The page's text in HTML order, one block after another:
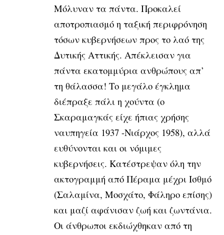
Μόλυναν τα πάντα. Προκαλεί
αποτροπιασμό η ταξική περιφρόνηση
τόσων κυβερνήσεων προς το λαό της
Δυτικής Αττικής. Απέκλεισαν για
πάντα εκατομμύρια ανθρώπους απ’
τη θάλασσα! Το μεγάλο έγκλημα
διέπραξε πάλι η χούντα (ο
Σκαραμαγκάς είχε ήπιας χρήσης
ναυπηγεία 1937 -Νιάρχος 1958), αλλά
ευθύνονται και οι νόμιμες
κυβερνήσεις. Κατέστρεψαν όλη την
ακτογραμμή από Πέραμα μέχρι Ισθμό
(Σαλαμίνα, Μοσχάτο, Φάληρο επίσης)
και μαζί αφάνισαν ζωή και ζωντάνια.
Οι άνθρωποι εκδιώχθηκαν από τη